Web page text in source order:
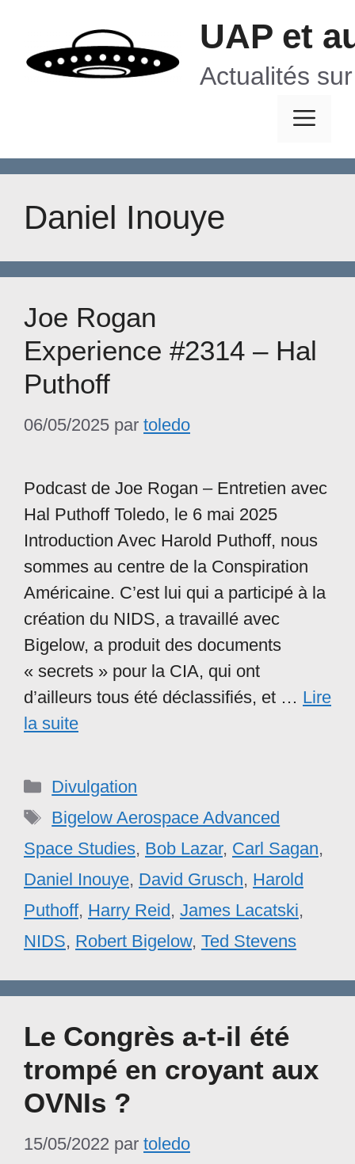
contenu
UAP et
Actualités
Daniel Inouye
Joe Rogan
Experience #2314 – Hal
Puthoff
06/05/2025 par toledo
Podcast de Joe Rogan – Entretien avec
Hal Puthoff Toledo, le 6 mai 2025
Introduction Avec Harold Puthoff, nous
sommes au centre de la Conspiration
Américaine. C’est lui qui a participé à la
création du NIDS, a travaillé avec
Bigelow, a produit des documents
« secrets » pour la CIA, qui ont
d’ailleurs tous été déclassifiés, et … Lire
la suite
Catégories
Divulgation
Étiquettes
Bigelow Aerospace Advanced
Space Studies, Bob Lazar, Carl Sagan,
Daniel Inouye, David Grusch, Harold
Puthoff, Harry Reid, James Lacatski,
NIDS, Robert Bigelow, Ted Stevens
Le Congrès a-t-il été
trompé en croyant aux
OVNIs ?
15/05/2022 par toledo